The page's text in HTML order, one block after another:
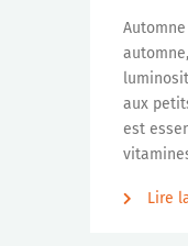
aux
est
Lire